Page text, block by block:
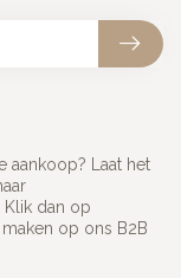
aankoop? Laat het
Klik dan op
op ons B2B